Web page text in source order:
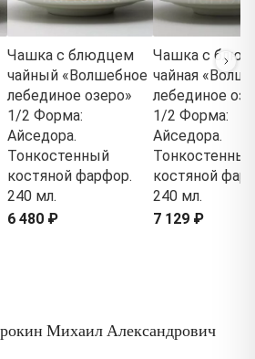
Чашка с блюдцем
чайный «Волшебное
лебединое озеро»
1/2 Форма:
Айседора.
Тонкостенный
костяной фарфор.
240 мл.
6 480 ₽
Чашка с
чайная
лебединое
1/2 Форма:
Айседора.
Тонкостенный
костяной
240 мл.
7 129 ₽
Михаил Александрович